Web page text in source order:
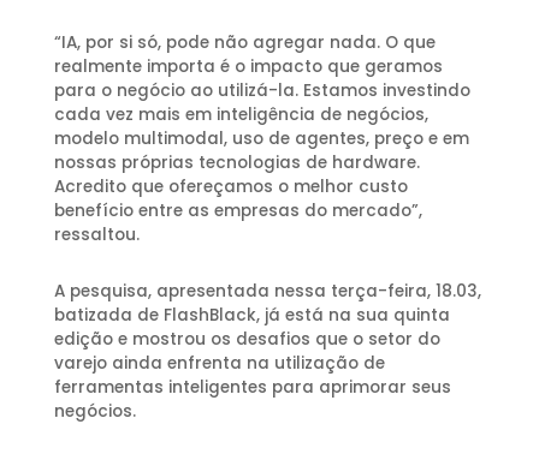
“IA, por si só, pode não agregar nada. O que
realmente importa é o impacto que geramos
para o negócio ao utilizá-la. Estamos investindo
cada vez mais em inteligência de negócios,
modelo multimodal, uso de agentes, preço e em
nossas próprias tecnologias de hardware.
Acredito que ofereçamos o melhor custo
benefício entre as empresas do mercado”,
ressaltou.
A pesquisa, apresentada nessa terça-feira, 18.03,
batizada de FlashBlack, já está na sua quinta
edição e mostrou os desafios que o setor do
varejo ainda enfrenta na utilização de
ferramentas inteligentes para aprimorar seus
negócios.